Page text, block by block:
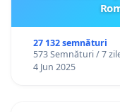
27 132 semnături
573 Semnături / 7
4 Jun 2025